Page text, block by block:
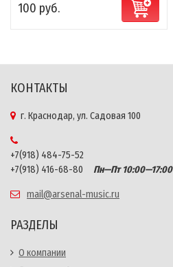
100 руб.
КОНТАКТЫ
г. Краснодар, ул. Садовая 100
+7(918) 484-75-52
+7(918) 416-68-80
Пн—Пт 10:00—17:00
mail@arsenal-music.ru
РАЗДЕЛЫ
О компании